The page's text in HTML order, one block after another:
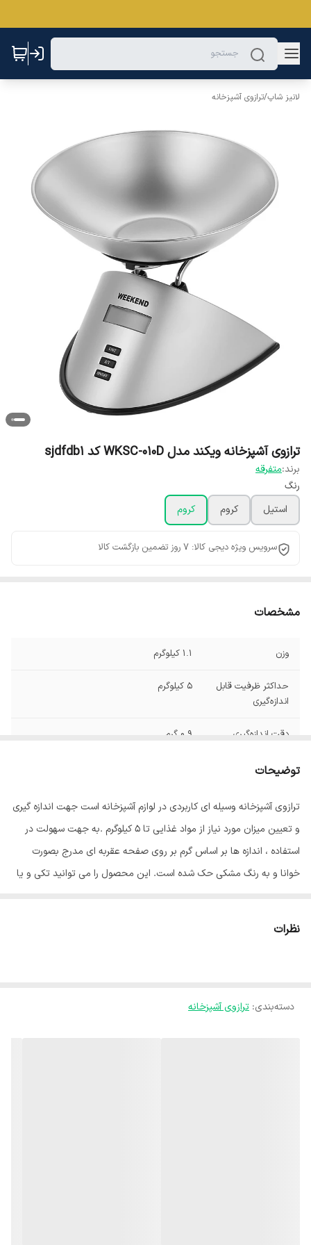
لانیز شاپ/ترازوی آشپزخانه
ترازوی آشپزخانه ویکند مدل WKSC-010D کد sjdfdb1
برند:متفرقه
رنگ
استیل
کروم كروم
سرویس ویژه دیجی کالا: 7 روز تضمین بازگشت کالا
مشخصات
وزن 1.1 کیلوگرم
حداکثر ظرفیت قابل
اندازه‌گیری
5 کیلوگرم
دقت اندازه‌گیری
0.9 گرم
نحوه تنظیم اتوماتیک
سایر توضیحات
دارای کاسه تمام استیل - امکان استفاده ترازو
شدن خودکار پس از 1 دقیقه - مارک ویکند
ابعاد
توضیحات
ترازوی آشپزخانه وسیله ای کاربردی در لوازم آشپزخانه است جهت اندازه گیری
و تعیین میزان مورد نیاز از مواد غذایی تا 5 کیلوگرم .به جهت سهولت در
استفاده ، اندازه ها بر اساس گرم بر روی صفحه عقربه ای مدرج بصورت
خوانا و به رنگ مشکی حک شده است. این محصول را می توانید تکی و یا
نظرات
دسته‌بندی: ترازوی آشپزخانه